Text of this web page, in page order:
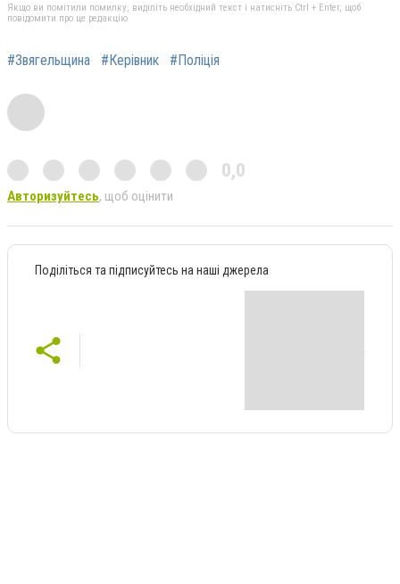
Якщо ви помітили помилку, виділіть необхідний текст і натисніть Ctrl + Enter, щоб
повідомити про це редакцію
#Звягельщина #Керівник #Поліція
0,0
Авторизуйтесь, щоб оцінити
Поділіться та підписуйтесь на наші джерела